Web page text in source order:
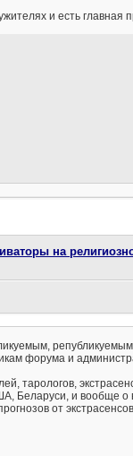
и есть главная
на
форума и
тарологов,
Беларуси, и вообще
от